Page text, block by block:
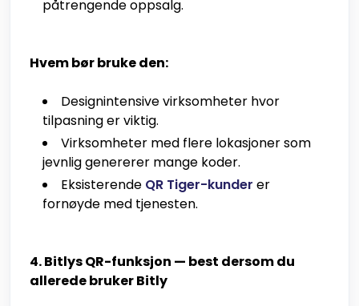
påtrengende oppsalg.
Hvem bør bruke den:
Designintensive virksomheter hvor
tilpasning er viktig.
Virksomheter med flere lokasjoner som
jevnlig genererer mange koder.
Eksisterende QR Tiger-kunder er
fornøyde med tjenesten.
4. Bitlys QR-funksjon — best dersom du
allerede bruker Bitly